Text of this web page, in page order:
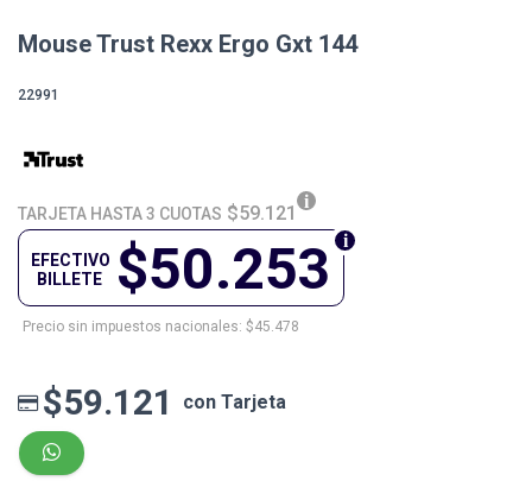
Mouse Trust Rexx Ergo Gxt 144
22991
TARJETA HASTA 3 CUOTAS $59.121
$50.253
EFECTIVO
BILLETE
Precio sin impuestos nacionales: $45.478
$59.121 con Tarjeta